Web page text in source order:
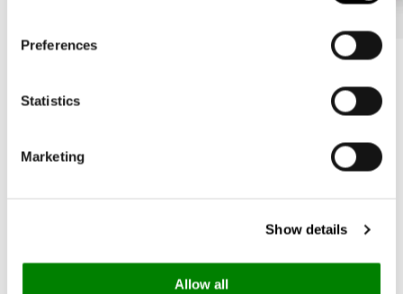
Preferences
Statistics
Marketing
Show details
Allow all
prijs
Bestseller
carrybag XS
leo macchiato
prijs